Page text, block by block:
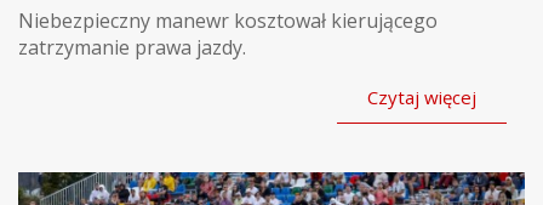
Niebezpieczny manewr kosztował kierującego
zatrzymanie prawa jazdy.
Czytaj więcej